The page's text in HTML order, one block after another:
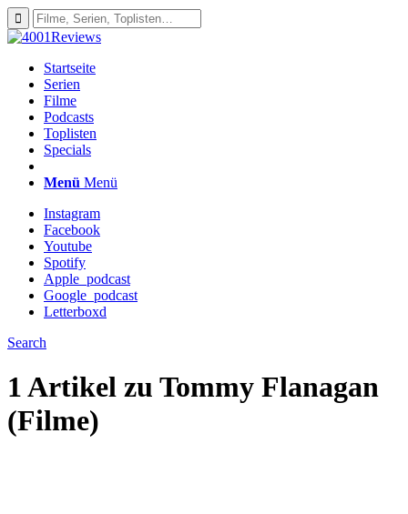
Startseite
Serien
Filme
Podcasts
Toplisten
Specials
Menü Menü
Instagram
Facebook
Youtube
Spotify
Apple_podcast
Google_podcast
Letterboxd
Search
1 Artikel zu Tommy Flanagan
(Filme)